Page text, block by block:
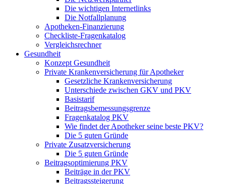
Die wichtigen Internetlinks
Die Notfallplanung
Apotheken-Finanzierung
Checkliste-Fragenkatalog
Vergleichsrechner
Gesundheit
Konzept Gesundheit
Private Krankenversicherung für Apotheker
Gesetzliche Krankenversicherung
Unterschiede zwischen GKV und PKV
Basistarif
Beitragsbemessungsgrenze
Fragenkatalog PKV
Wie findet der Apotheker seine beste PKV?
Die 5 guten Gründe
Private Zusatzversicherung
Die 5 guten Gründe
Beitragsoptimierung PKV
Beiträge in der PKV
Beitragssteigerung